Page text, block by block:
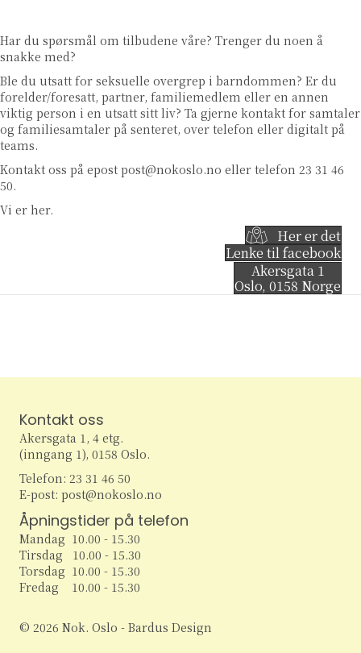
Har du spørsmål om tilbudene våre? Trenger du noen å
snakke med?
Ble du utsatt for seksuelle overgrep i barndommen? Er du
forelder/foresatt, partner, familiemedlem eller en annen
viktig person i en utsatt sitt liv? Ta gjerne kontakt for samtaler
og familiesamtaler på senteret, over telefon eller digitalt på
teams.
Kontakt oss på epost post@nokoslo.no eller telefon 23 31 46
50.
Vi er her.
Her er det
Lenke til facebook
Akersgata 1
Oslo, 0158 Norge
Kontakt oss
Akersgata 1, 4 etg.
(inngang 1), 0158 Oslo.
Telefon: 23 31 46 50
E-post: post@nokoslo.no
Åpningstider på telefon
Mandag 10.00 - 15.30
Tirsdag 10.00 - 15.30
Torsdag 10.00 - 15.30
Fredag 10.00 - 15.30
© 2026 Nok. Oslo - Bardus Design